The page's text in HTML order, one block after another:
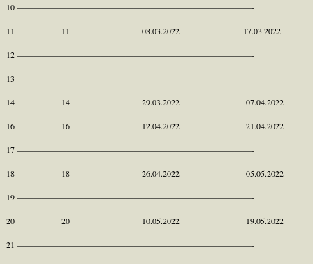
10 ————————————————————————————-
11 11 08.03.2022 17.03.2022
12 ————————————————————————————-
13 ————————————————————————————-
14 14 29.03.2022 07.04.2022
16 16 12.04.2022 21.04.2022
17 ————————————————————————————-
18 18 26.04.2022 05.05.2022
19 ————————————————————————————-
20 20 10.05.2022 19.05.2022
21 ————————————————————————————-